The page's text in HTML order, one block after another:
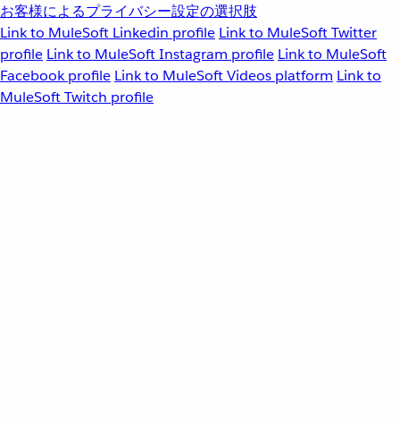
お客様によるプライバシー設定の選択肢
Link to MuleSoft Linkedin profile Link to MuleSoft Twitter
profile Link to MuleSoft Instagram profile Link to MuleSoft
Facebook profile Link to MuleSoft Videos platform Link to
MuleSoft Twitch profile